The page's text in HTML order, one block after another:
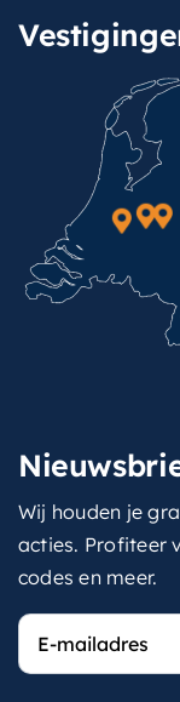
Wij houden je
acties. Profiteer
codes en meer.
E-
mailadres